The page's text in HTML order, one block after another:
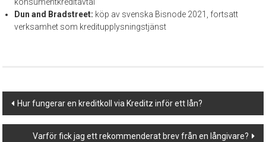
Dun and Bradstreet: köp av svenska Bisnode 2021, fortsatt
verksamhet som kreditupplysningstjänst
Post
navigation
Hur fungerar en kreditkoll via Kreditz inför ett lån?
Varför fick jag ett rekommenderat brev från en långivare?